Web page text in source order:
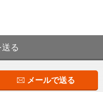
送る
メールで送る